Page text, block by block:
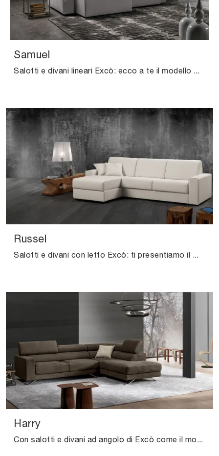
Samuel
Russel
Salotti e divani con letto Excò: ti presentiamo il modello Russel in tessuto per valorizzare il living.
Harry
Con salotti e divani ad angolo di Excò come il modello Harry in tessuto, potrai ultimare il tuo concept d'arredo.